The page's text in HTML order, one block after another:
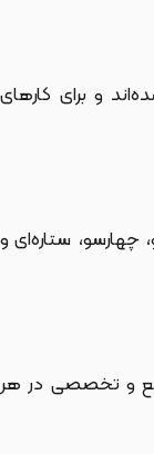
و برای کارهای
ستاره‌ای و
و تخصصی در هر